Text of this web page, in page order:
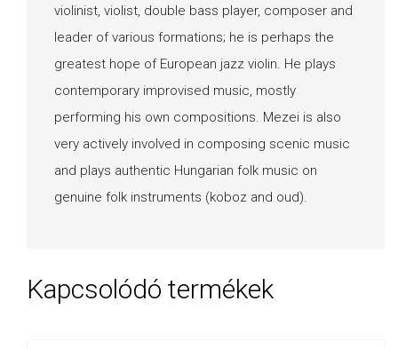
violinist, violist, double bass player, composer and
leader of various formations; he is perhaps the
greatest hope of European jazz violin. He plays
contemporary improvised music, mostly
performing his own compositions. Mezei is also
very actively involved in composing scenic music
and plays authentic Hungarian folk music on
genuine folk instruments (koboz and oud).
Kapcsolódó termékek